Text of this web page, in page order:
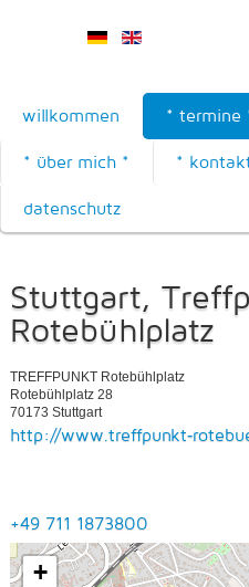
willkommen * termine
* über mich * *
datenschutz
Stuttgart,
Rotebühlplatz
TREFFPUNKT Rotebühlplatz
Rotebühlplatz 28
70173 Stuttgart
http://
+49 711 1873800
+